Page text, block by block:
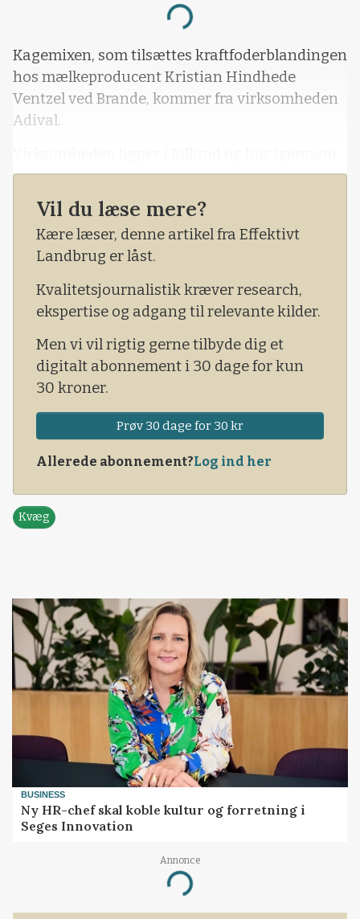
Loading...
Kagemixen, som tilsættes kraftfoderblandingen
hos mælkeproducent Kristian Hindhede
Ventzel ved Brande, kommer fra virksomheden
Adival.
godt 20 år beskæftiget sig med at forarbejde
rest- og spildprodukter fra
levnedsmiddelindustrien til foderprodukter til
landbruget.
Vil du læse mere?
Kære læser, denne artikel fra Effektivt
Landbrug er låst.
Kvalitetsjournalistik kræver research,
ekspertise og adgang til relevante kilder.
Men vi vil rigtig gerne tilbyde dig et
digitalt abonnement i 30 dage for kun
30 kroner.
Prøv 30 dage for 30 kr
Allerede abonnement?Log ind her
Kvæg
BUSINESS
Ny HR-chef skal koble kultur og forretning i
Seges Innovation
Annonce
Loading...